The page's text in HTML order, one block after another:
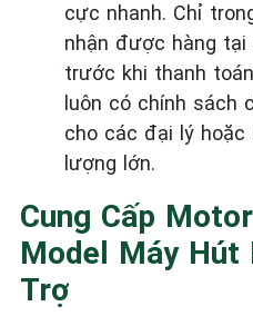
cực nhanh. Chỉ
nhận được hàng tại
trước khi thanh
luôn có chính sách
cho các đại lý hoặc
lượng lớn.
Cung Cấp
Model Máy Hút
Trợ